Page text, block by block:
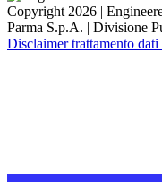
Copyright 2026 |
Parma S.p.A. | Divisione
Disclaimer trattamento dati